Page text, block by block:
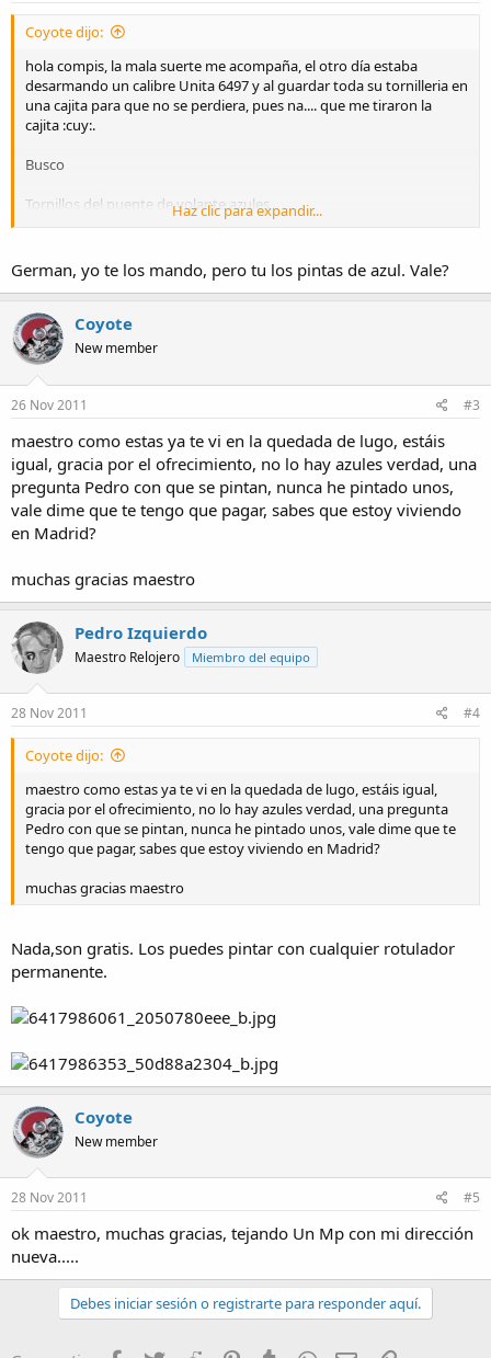
Coyote dijo:
hola compis, la mala suerte me acompaña, el otro día estaba
desarmando un calibre Unita 6497 y al guardar toda su tornilleria en
una cajita para que no se perdiera, pues na.... que me tiraron la
cajita :cuy:.
Busco
Tornillos del puente de volante azules
tornillo rochete azul
El rochete
tornillo de trinquete azul
tornillos de puente de barrilete azules
tornillo de puente de rodaje azules
muchas gracia
un saludo
Haz clic para expandir...
German, yo te los mando, pero tu los pintas de azul. Vale?
Coyote
New member
26 Nov 2011 #3
maestro como estas ya te vi en la quedada de lugo, estáis
igual, gracia por el ofrecimiento, no lo hay azules verdad, una
pregunta Pedro con que se pintan, nunca he pintado unos,
vale dime que te tengo que pagar, sabes que estoy viviendo
en Madrid?
muchas gracias maestro
Pedro Izquierdo
Maestro Relojero Miembro del equipo
28 Nov 2011 #4
Coyote dijo:
maestro como estas ya te vi en la quedada de lugo, estáis igual,
gracia por el ofrecimiento, no lo hay azules verdad, una pregunta
Pedro con que se pintan, nunca he pintado unos, vale dime que te
tengo que pagar, sabes que estoy viviendo en Madrid?
muchas gracias maestro
Nada,son gratis. Los puedes pintar con cualquier rotulador
permanente.
Coyote
New member
28 Nov 2011 #5
ok maestro, muchas gracias, tejando Un Mp con mi dirección
nueva.....
Debes iniciar sesión o registrarte para responder aquí.